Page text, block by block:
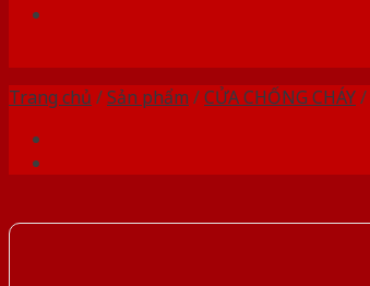
Trang chủ /Sản phẩm /CỬA CHỐNG CHÁY/